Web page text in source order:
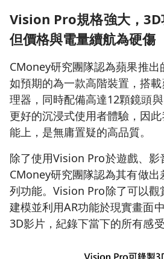
Vision Pro規格強大，3D
但價格與電量續航為硬傷
CMoney研究團隊認為蘋果推
如預期的為一款高階裝置，搭
理器，同時配備高達12顆鏡頭
更好的沉浸式使用者體驗，因
能上，是無庸置疑的高品質。
除了使用Vision Pro於遊戲、影
CMoney研究團隊認為其有做
列功能。Vision Pro除了可以觀
建模並利用AR功能於現實畫面
3D影片，紀錄下當下的所有感受